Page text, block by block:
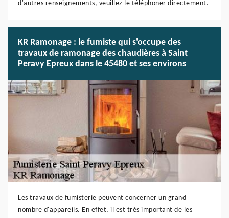
d'autres renseignements, veuillez le téléphoner directement.
KR Ramonage : le fumiste qui s'occupe des
travaux de ramonage des chaudières à Saint
Peravy Epreux dans le 45480 et ses environs
Les travaux de fumisterie peuvent concerner un grand
nombre d'appareils. En effet, il est très important de les